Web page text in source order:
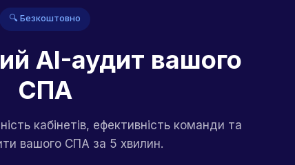
🔍 Безкоштовно
AI-аудит вашого
СПА
кабінетів, ефективність команди та
вашого СПА за 5 хвилин.